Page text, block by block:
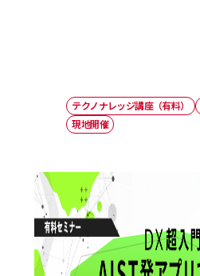
テクノナレッジ講座（有料）
現地開催